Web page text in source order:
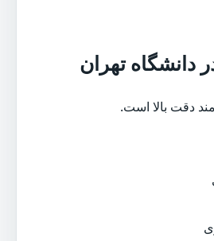
دانشگاه تهران
دقت بالا است.